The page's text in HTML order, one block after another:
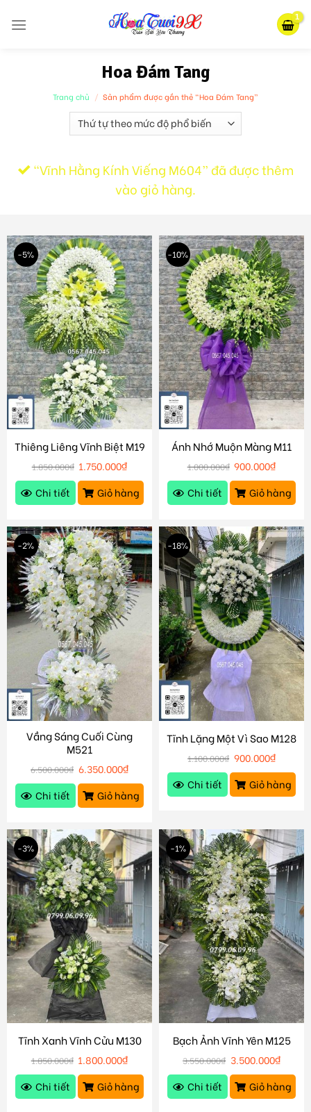
Hoa Đám Tang
Trang chủ / Sản phẩm được gắn thẻ “Hoa Đám Tang”
“Vĩnh Hằng Kính Viếng M604” đã được thêm
vào giỏ hàng.
-5%
Thiêng Liêng Vĩnh Biệt M19
1.850.000₫ 1.750.000₫
Chi tiết
Giỏ hàng
-10%
Ánh Nhớ Muộn Màng M11
1.000.000₫ 900.000₫
Chi tiết
Giỏ hàng
-2%
Vầng Sáng Cuối Cùng
M521
6.500.000₫ 6.350.000₫
Chi tiết
Giỏ hàng
-18%
Tĩnh Lặng Một Vì Sao M128
1.100.000₫ 900.000₫
Chi tiết
Giỏ hàng
-3%
Tĩnh Xanh Vĩnh Cửu M130
1.850.000₫ 1.800.000₫
Chi tiết
Giỏ hàng
-1%
Bạch Ảnh Vĩnh Yên M125
3.550.000₫ 3.500.000₫
Chi tiết
Giỏ hàng